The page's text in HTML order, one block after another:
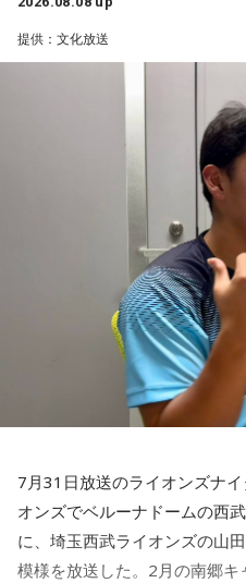
■番組名：『田村淳の
■放送日時：2026年8月11日
■出演：田村淳、砂山圭大郎（
■提供：全日本葬祭業協同組合
45試合出場で9ゴールを記録
はW杯アジア地区最終予選に
を引退した後は、サッカー解
ほか、講演会やサッカー教室
活かしながら幅広く活動して
◆「塩貝選手に悪意はなかっ
藤木：決勝トーナメントの相
貝選手の言葉が切り取られて
ルにちょっと火をつけてしま
福田：そうですね。塩貝選手
し、素直に自分の気持ちを言
ラジルサイドがうまく切り取
ションを上げるような形にな
何を言っているかというと、
いなくブラジルが上なんです
きゃいけないことは、ブラジ
てもらうということも1つだと
提供：文化放送
7月31日放送のライオンズナ
オンズでベルーナドームの西
に、埼玉西武ライオンズの山
模様を放送した。2月の南郷